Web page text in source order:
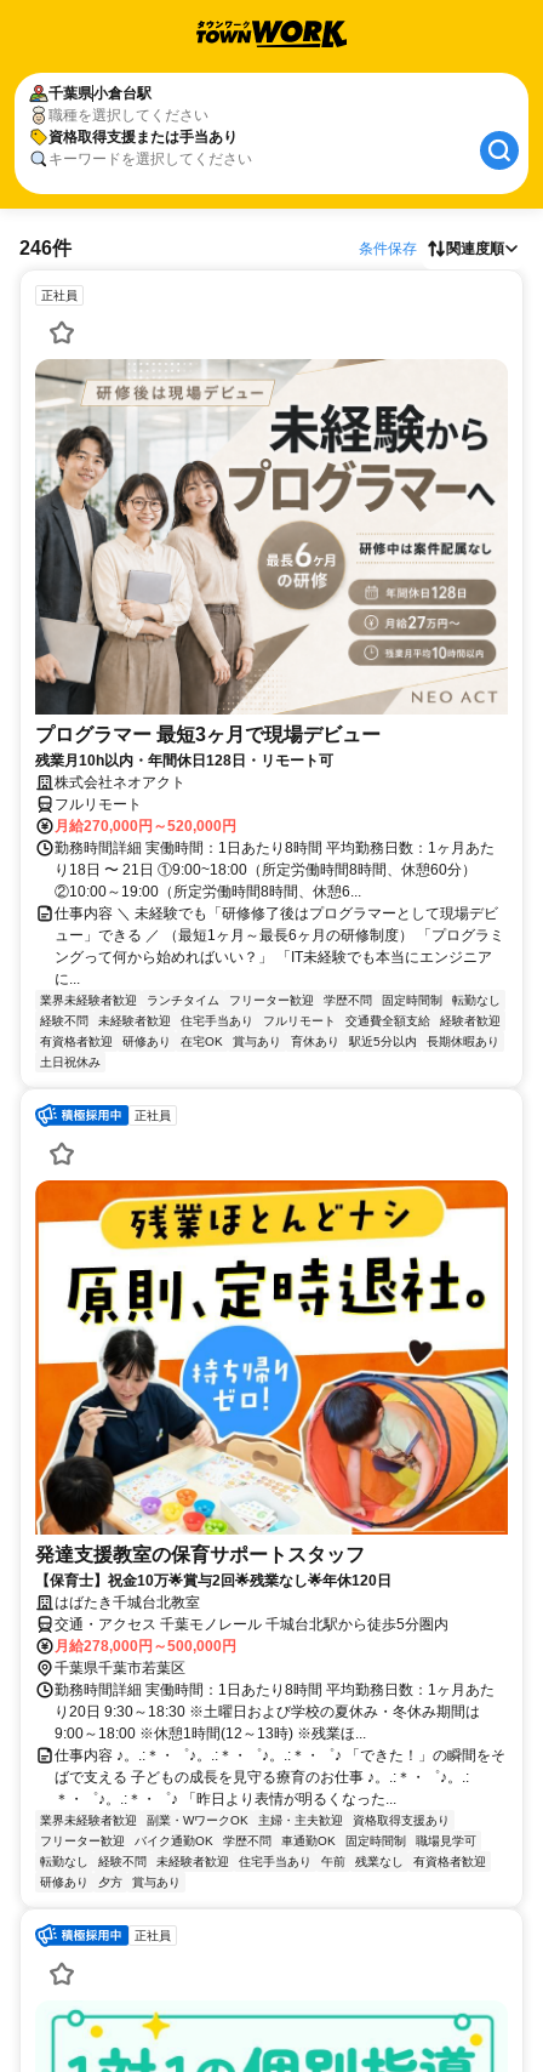
千葉県小倉台駅
職種を選択してください
資格取得支援または手当あり
キーワードを選択してください
246件 条件保存 関連度順
正社員
プログラマー 最短3ヶ月で現場デビュー
残業月10h以内・年間休日128日・リモート可
株式会社ネオアクト
フルリモート
月給270,000円～520,000円
勤務時間詳細 実働時間：1日あたり8時間 平均勤務日数：1ヶ月あた
り18日 〜 21日 ①9:00~18:00（所定労働時間8時間、休憩60分）
②10:00～19:00（所定労働時間8時間、休憩6...
仕事内容 ＼ 未経験でも「研修修了後はプログラマーとして現場デビ
ュー」できる ／ （最短1ヶ月～最長6ヶ月の研修制度） 「プログラミ
ングって何から始めればいい？」 「IT未経験でも本当にエンジニア
に...
業界未経験者歓迎 ランチタイム フリーター歓迎 学歴不問 固定時間制
転勤なし
経験不問
未経験者歓迎 住宅手当あり フルリモート 交通費全額支給
経験者歓迎
有資格者歓迎
研修あり 在宅OK 賞与あり 育休あり 駅近5分以内
長期休暇あり
土日祝休み
正社員
発達支援教室の保育サポートスタッフ
【保育士】祝金10万🌟賞与2回🌟残業なし🌟年休120日
はばたき千城台北教室
交通・アクセス 千葉モノレール 千城台北駅から徒歩5分圏内
月給278,000円～500,000円
千葉県千葉市若葉区
勤務時間詳細 実働時間：1日あたり8時間 平均勤務日数：1ヶ月あた
り20日 9:30～18:30 ※土曜日および学校の夏休み・冬休み期間は
9:00～18:00 ※休憩1時間(12～13時) ※残業ほ...
仕事内容 ♪。.:＊・゜♪。.:＊・゜♪。.:＊・゜♪ 「できた！」の瞬間をそ
ばで支える 子どもの成長を見守る療育のお仕事 ♪。.:＊・゜♪。.:
＊・゜♪。.:＊・゜♪ 「昨日より表情が明るくなった...
業界未経験者歓迎 副業・WワークOK 主婦・主夫歓迎
資格取得支援あり
フリーター歓迎
バイク通勤OK 学歴不問 車通勤OK 固定時間制
職場見学可
転勤なし
経験不問 未経験者歓迎 住宅手当あり 午前 残業なし
有資格者歓迎
研修あり
夕方 賞与あり
正社員